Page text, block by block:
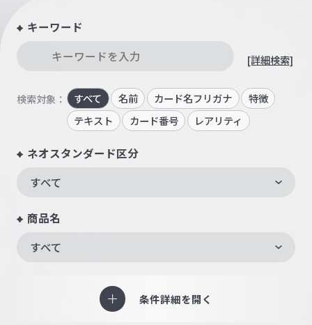
キーワード
[詳細検索]
検索対象： すべて 名前 カード名フリガナ
特徴
テキスト
カード番号 レアリティ
ネオスタンダード区分
すべて
商品名
すべて
条件詳細を開く